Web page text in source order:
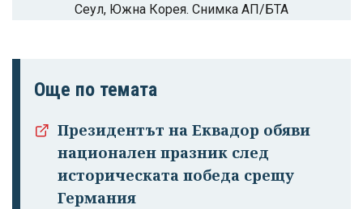
Сеул, Южна Корея. Снимка АП/БТА
Още по темата
Президентът на Еквадор обяви
национален празник след
историческата победа срещу
Германия